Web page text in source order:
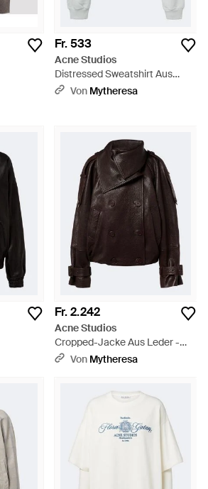
Fr. 533
Acne Studios
Distressed Sweatshirt Aus
Einem Baumwollgemisch -
Von Mytheresa
Fr. 2.242
Acne Studios
Cropped-Jacke Aus Leder -
Schwarz
Von Mytheresa